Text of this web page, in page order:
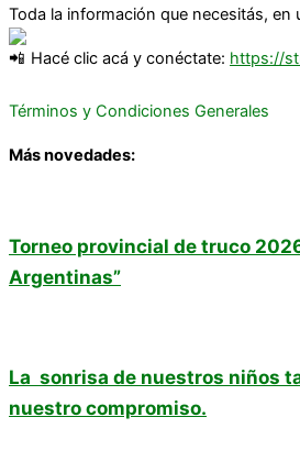
Toda la información que necesitás, en
Hacé clic acá y conéctate: https://
Términos y Condiciones Generales
Más novedades:
Torneo provincial de truco
Argentinas”
La sonrisa de nuestros niños
nuestro compromiso.